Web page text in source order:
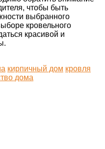
чтобы быть
выбранного
кровельного
красивой и
кирпичный дом кровля
дома